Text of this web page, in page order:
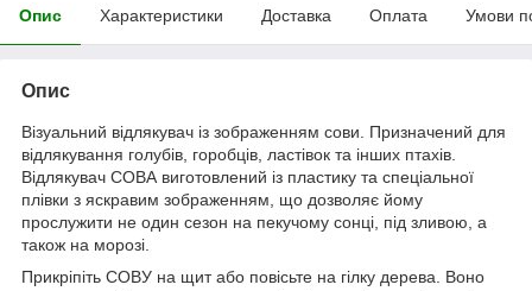
Опис Характеристики Доставка Оплата Умови
Опис
Візуальний відлякувач із зображенням сови. Призначений для
відлякування голубів, горобців, ластівок та інших птахів.
Відлякувач СОВА виготовлений із пластику та спеціальної
плівки з яскравим зображенням, що дозволяє йому
прослужити не один сезон на пекучому сонці, під зливою, а
також на морозі.
Прикріпіть СОВУ на щит або повісьте на гілку дерева. Воно